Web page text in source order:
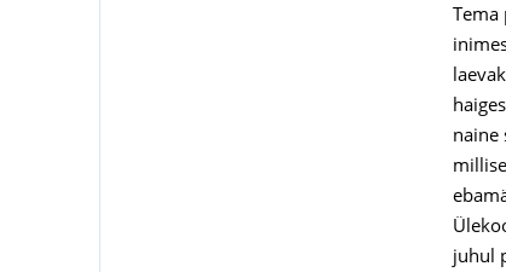
Tema
naine
juhul